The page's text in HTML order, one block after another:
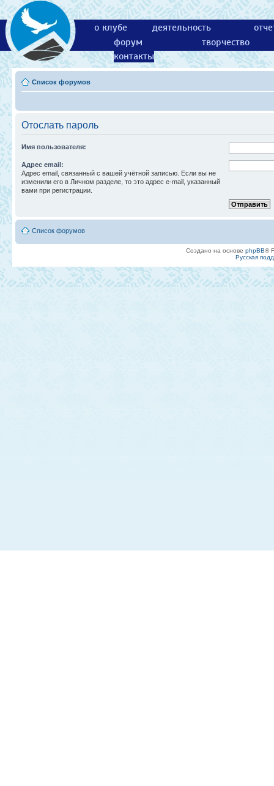
о клубе деятельность
форум
творчество
контакты
Список форумов
Отослать пароль
Имя пользователя:
Адрес email:
Адрес email, связанный с вашей учётной записью. Если вы не
изменили его в Личном разделе, то это адрес e-mail, указанный
вами при регистрации.
Список форумов
Создано на основе phpBB®
Русская